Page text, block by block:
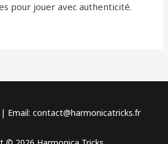
pour jouer avec authenticité.
| Email: contact@harmonicatricks.fr